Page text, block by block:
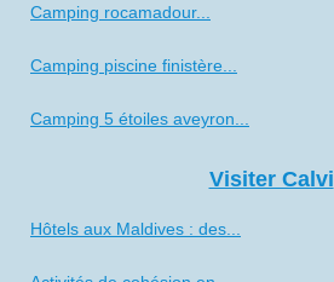
Camping rocamadour...
Camping piscine finistère...
Camping 5 étoiles aveyron...
Visiter Calvi
Hôtels aux Maldives : des...